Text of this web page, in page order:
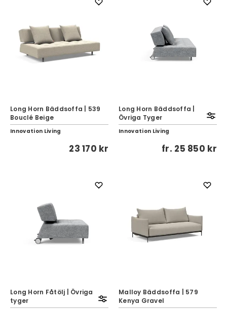
Long Horn Bäddsoffa | 539
Bouclé Beige
Innovation Living
23 170 kr
Long Horn Bäddsoffa |
Övriga Tyger
Innovation Living
fr. 25 850 kr
Long Horn Fåtölj | Övriga
tyger
Malloy Bäddsoffa | 579
Kenya Gravel